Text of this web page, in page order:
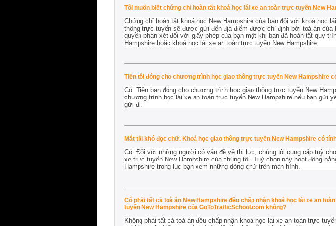
Tôi muốn biết chứng chỉ hoàn tất khoá học lái xe an toàn trực tuyến New
Chứng chỉ hoàn tất khoá học New Hampshire của bạn đối với khoá học
thông trực tuyến sẽ được gửi đến địa điểm được chỉ định bởi toà án
quyền phán xét đối với giấy phép của bạn một khi bạn đã hoàn tất quy
Hampshire hoặc khoá học lái xe an toàn trực tuyến New Hampshire.
Tiền tôi đóng cho chương trình học giao thông trực tuyến New Hampshire
Có. Tiền bạn đóng cho chương trình học giao thông trực tuyến New
chương trình học lái xe an toàn trực tuyến New Hampshire nếu bạn gửi
gửi đi.
Mắt tôi khó đọc chữ. Khoá học giao thông trực tuyến New Hampshire có
Có. Đối với những người có vấn đề về thị lực, chúng tôi cung cấp tuỳ
xe trực tuyến New Hampshire của chúng tôi. Tuỳ chọn này hoạt động
Hampshire trong lúc bạn xem những dòng chữ trên màn hình.
Có phải tất cả toà án New Hampshire đều chấp nhận khoá học lái xe an
tuyến New Hampshire của GoToTrafficSchool.com không?
Không phải tất cả toà án đều chấp nhận khoá học lái xe an toàn trực